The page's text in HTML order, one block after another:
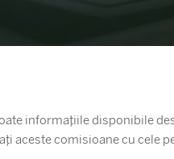
informațiile disponibile
aceste comisioane cu cele